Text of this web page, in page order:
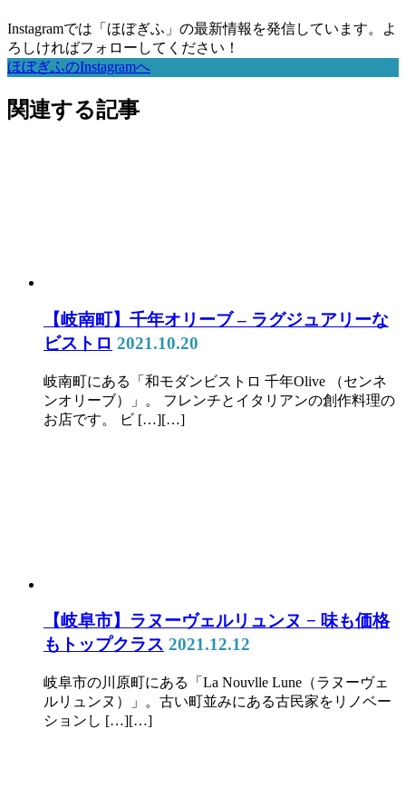
Instagramでは「ほぼぎふ」の最新情報を発信しています。よ
ろしければフォローしてください！
ほぼぎふのInstagramへ
関連する記事
【岐南町】千年オリーブ – ラグジュアリーな
ビストロ 2021.10.20
岐南町にある「和モダンビストロ 千年Olive （センネ
ンオリーブ）」。 フレンチとイタリアンの創作料理の
お店です。 ビ […][…]
【岐阜市】ラヌーヴェルリュンヌ − 味も価格
もトップクラス 2021.12.12
岐阜市の川原町にある「La Nouvlle Lune（ラヌーヴェ
ルリュンヌ）」。古い町並みにある古民家をリノベー
ションし […][…]